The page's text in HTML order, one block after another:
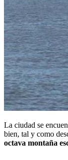
La ciudad se
bien, tal y como
octava montaña